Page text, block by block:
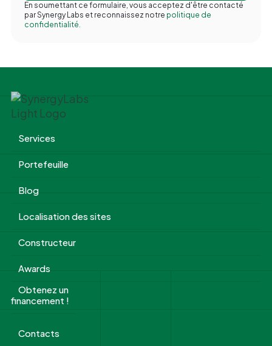
En soumettant ce formulaire, vous acceptez d'être contacté
par Synergy Labs et reconnaissez notre politique de
confidentialité.
Services
Portefeuille
Blog
Localisation des sites
Constructeur
Awards
Obtenez un
financement !
Contacts